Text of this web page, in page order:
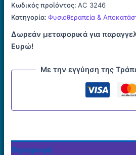
STANDARD
ποσότητα
Κωδικός προϊόντος:AC 3246
Κατηγορία:Φυσιοθεραπεία &
Δωρεάν μεταφορικά για
Ευρώ!
Με την εγγύηση της
Περιγραφή